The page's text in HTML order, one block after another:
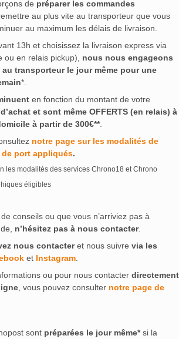
de préparer les commandes
au plus vite au transporteur que vous
au maximum les délais de livraison.
13h et choisissez la livraison express via
ou en relais pickup), nous nous engageons
transporteur le jour même pour une
*.
en fonction du montant de votre
et sont même OFFERTS (en relais) à
à partir de 300€**.
notre page sur les modalités de
port appliqués.
les modalités des services Chrono18 et Chrono
éligibles
conseils ou que vous n’arriviez pas à
n’hésitez pas à nous contacter.
nous contacteret nous suivre via les
et Instagram
ou pour nous contacter directement
, vous pouvez consulter notre page de
sont préparées le jour même*si la